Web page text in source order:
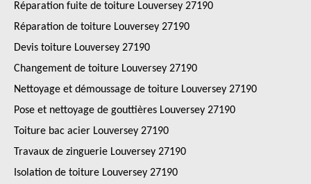
Réparation fuite de toiture Louversey 27190
Réparation de toiture Louversey 27190
Devis toiture Louversey 27190
Changement de toiture Louversey 27190
Nettoyage et démoussage de toiture Louversey 27190
Pose et nettoyage de gouttières Louversey 27190
Toiture bac acier Louversey 27190
Travaux de zinguerie Louversey 27190
Isolation de toiture Louversey 27190